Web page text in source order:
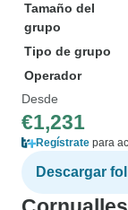
Tamaño del
grupo
Tipo de grupo
Operador
Desde
€1,231
Regístrate para
Descargar